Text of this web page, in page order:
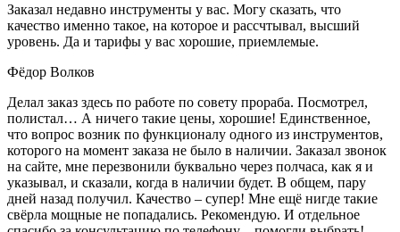
Заказал недавно инструменты у вас. Могу сказать, что
качество именно такое, на которое и рассчтывал, высший
уровень. Да и тарифы у вас хорошие, приемлемые.
Фёдор Волков
Делал заказ здесь по работе по совету прораба. Посмотрел,
полистал… А ничего такие цены, хорошие! Единственное,
что вопрос возник по функционалу одного из инструментов,
которого на момент заказа не было в наличии. Заказал звонок
на сайте, мне перезвонили буквально через полчаса, как я и
указывал, и сказали, когда в наличии будет. В общем, пару
дней назад получил. Качество – супер! Мне ещё нигде такие
свёрла мощные не попадались. Рекомендую. И отдельное